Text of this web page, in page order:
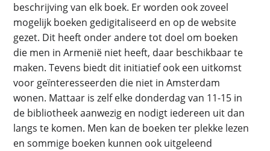
beschrijving van elk boek. Er worden ook zoveel
mogelijk boeken gedigitaliseerd en op de website
gezet. Dit heeft onder andere tot doel om boeken
die men in Armenië niet heeft, daar beschikbaar te
maken. Tevens biedt dit initiatief ook een uitkomst
voor geïnteresseerden die niet in Amsterdam
wonen. Mattaar is zelf elke donderdag van 11-15 in
de bibliotheek aanwezig en nodigt iedereen uit dan
langs te komen. Men kan de boeken ter plekke lezen
en sommige boeken kunnen ook uitgeleend